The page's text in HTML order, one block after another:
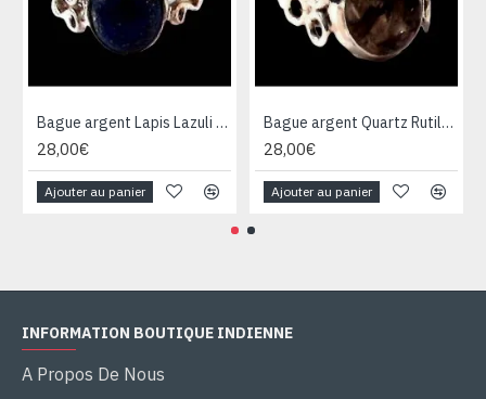
Bague argent Lapis Lazuli - Bijoux Inde - Bijoux indiens
28,00€
Ajouter au panier
Bague argent Quartz Rutile - Bague indienne - Bijoux indiens
28,00€
Ajouter au panier
INFORMATION BOUTIQUE INDIENNE
A Propos De Nous